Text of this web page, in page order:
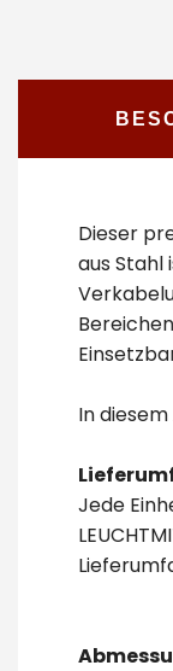
Dieser
aus Stahl
In
Jede